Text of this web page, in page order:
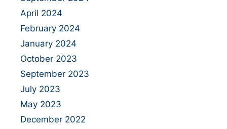
April 2024
February 2024
January 2024
October 2023
September 2023
July 2023
May 2023
December 2022